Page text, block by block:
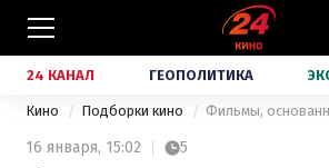
24 КАНАЛ ГЕОПОЛИТИКА
Кино Подборки кино
16 января, 15:02 5